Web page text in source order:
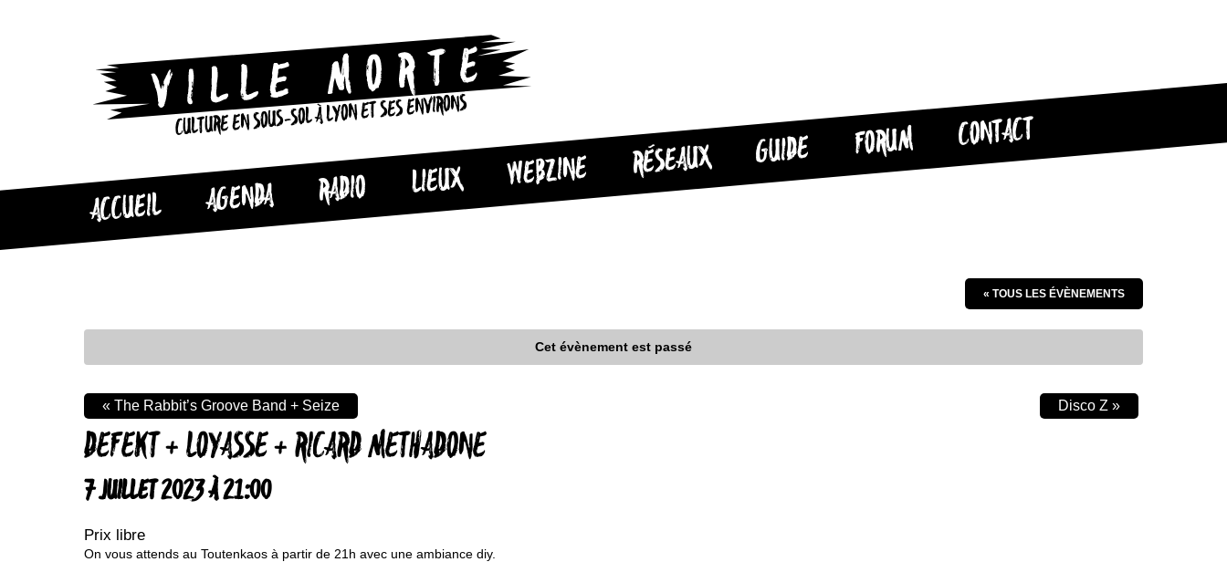
CULTURE EN SOUS-SOL À LYON ET SES ENVIRONS
ACCUEIL AGENDA RADIO LIEUX WEBZINE RÉSEAUX GUIDE FORUM CONTACT
« TOUS LES ÉVÈNEMENTS
Cet évènement est passé
DEFEKT + LOYASSE + RICARD METHADONE
7 JUILLET 2023 À 21:00
Prix libre
« The Rabbit’s Groove Band + Seize Disco Z »
On vous attends au Toutenkaos à partir de 21h avec une ambiance diy.